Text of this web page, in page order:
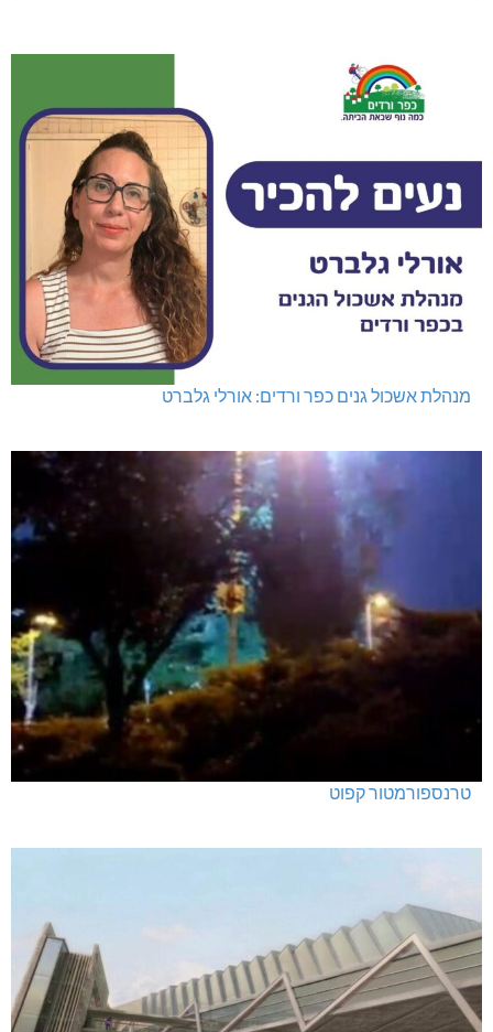
מנהלת אשכול גנים כפר ורדים: אורלי גלברט
טרנספורמטור קפוט